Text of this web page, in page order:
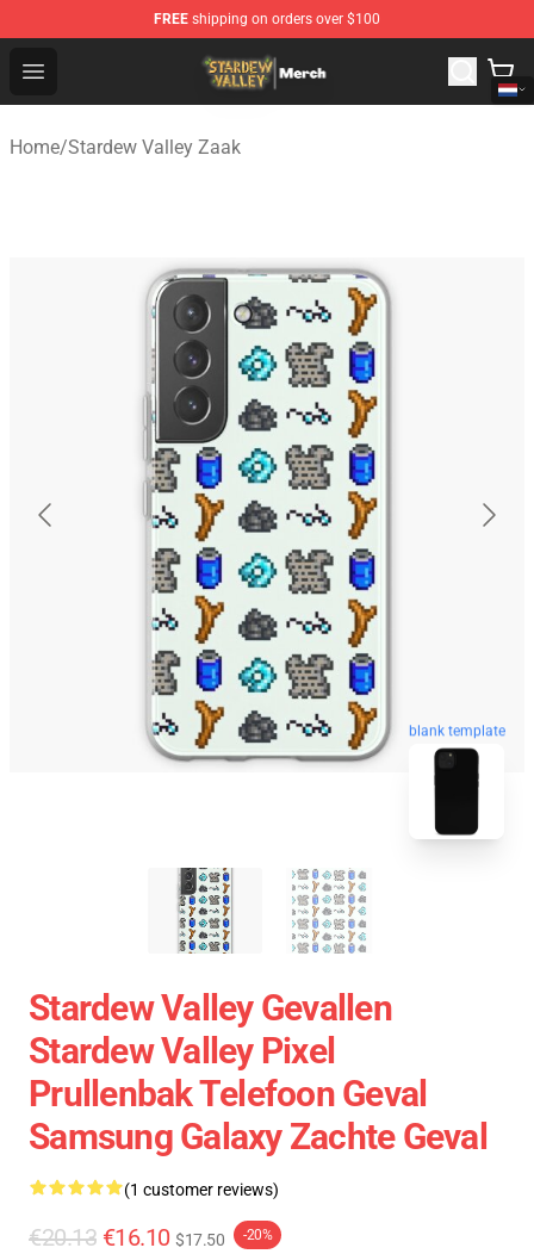
FREE shipping on orders over $100
Open menu
Stardew Valley Store - Official Stardew Valley
Home/Stardew Valley Zaak
blank template
Stardew Valley Gevallen
Stardew Valley Pixel
Prullenbak Telefoon Geval
Samsung Galaxy Zachte Geval
(1 customer reviews)
€20.13 €16.10 $17.50 -20%